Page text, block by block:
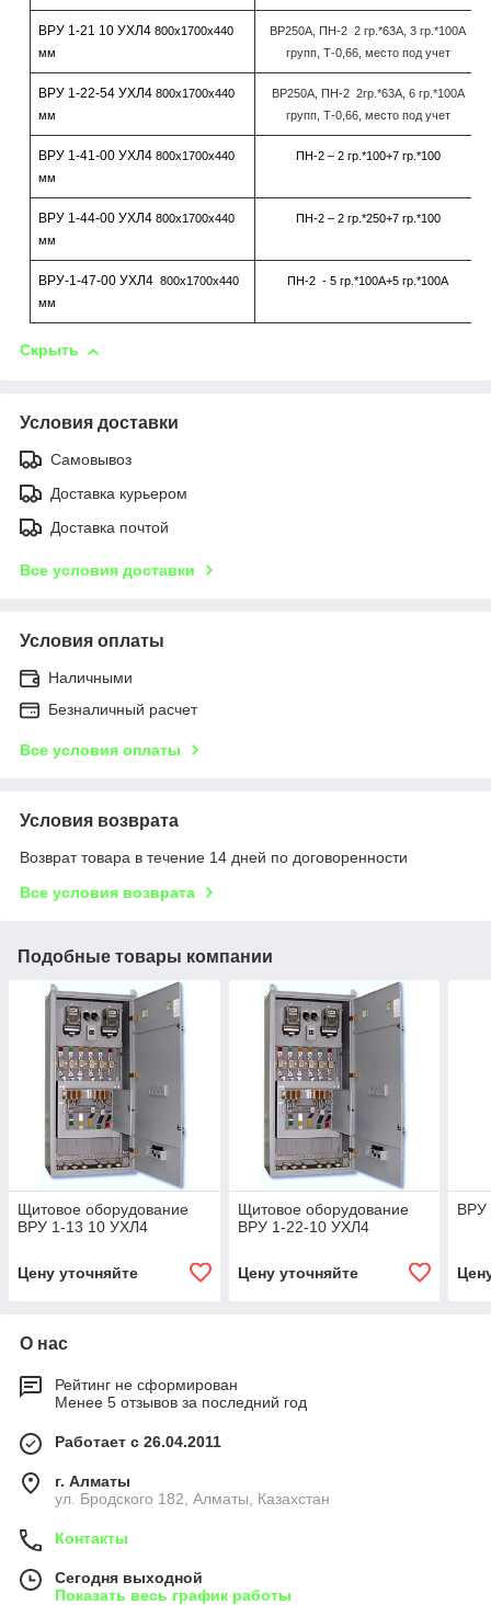
ВРУ 1-21 10 УХЛ4800х1700х440
мм
ВР250А, ПН-2 2 гр.*63А, 3 гр.*100А
групп, Т-0,66, место под учет
ВРУ 1-22-54 УХЛ4800х1700х440
мм
ВР250А, ПН-2 2гр.*63А, 6 гр.*100А
групп, Т-0,66, место под учет
ВРУ 1-41-00 УХЛ4800х1700х440
мм
ПН-2 – 2 гр.*100+7 гр.*100
ВРУ 1-44-00 УХЛ4800х1700х440
мм
ПН-2 – 2 гр.*250+7 гр.*100
ВРУ-1-47-00 УХЛ4800х1700х440
мм
ПН-2 - 5 гр.*100А+5 гр.*100А
Скрыть
Условия доставки
Самовывоз
Доставка курьером
Доставка почтой
Все условия доставки
Условия оплаты
Наличными
Безналичный расчет
Все условия оплаты
Условия возврата
Возврат товара в течение 14 дней по договоренности
Все условия возврата
Подобные товары компании
Щитовое оборудование
ВРУ 1-13 10 УХЛ4
Цену уточняйте
Щитовое оборудование
ВРУ 1-22-10 УХЛ4
Цену уточняйте
ВРУ
О нас
Рейтинг не сформирован
Менее 5 отзывов за последний год
Работает с 26.04.2011
г. Алматы
ул. Бродского 182, Алматы, Казахстан
Контакты
Сегодня выходной
Показать весь график работы